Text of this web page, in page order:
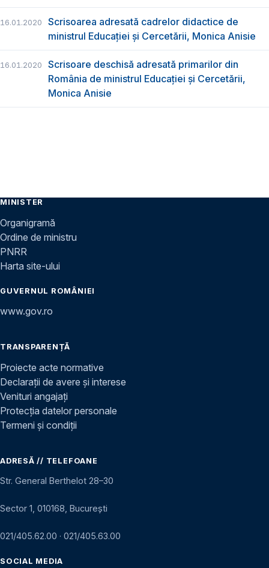
16.01.2020
Scrisoarea adresată cadrelor didactice de
ministrul Educației și Cercetării, Monica Anisie
16.01.2020
Scrisoare deschisă adresată primarilor din
România de ministrul Educației și Cercetării,
Monica Anisie
MINISTER
Organigramă
Ordine de ministru
PNRR
Harta site-ului
GUVERNUL ROMÂNIEI
www.gov.ro
TRANSPARENȚĂ
Proiecte acte normative
Declarații de avere și interese
Venituri angajați
Protecția datelor personale
Termeni și condiții
ADRESĂ // TELEFOANE
Str. General Berthelot 28–30
Sector 1, 010168, București
021/405.62.00 · 021/405.63.00
SOCIAL MEDIA